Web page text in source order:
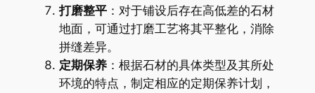
打磨整平：对于铺设后存在高低差的石材
地面，可通过打磨工艺将其平整化，消除
拼缝差异。
定期保养：根据石材的具体类型及其所处
环境的特点，制定相应的定期保养计划，